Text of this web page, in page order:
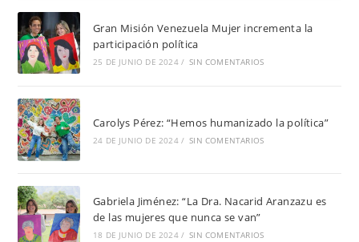
Gran Misión Venezuela Mujer incrementa la
participación política
25 DE JUNIO DE 2024 / SIN COMENTARIOS
Carolys Pérez: “Hemos humanizado la política”
24 DE JUNIO DE 2024 / SIN COMENTARIOS
Gabriela Jiménez: “La Dra. Nacarid Aranzazu es
de las mujeres que nunca se van”
18 DE JUNIO DE 2024 / SIN COMENTARIOS